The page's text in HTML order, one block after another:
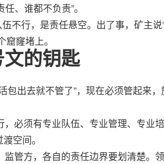
、谁都不负责”。
不行，是责任悬空。出了事，矿主说
窿堵上。
的钥匙
包出去就不管了”，现在必须管起来
，必须有专业队伍、专业管理、专业
空间。
监管方，各自的责任边界要划清楚。